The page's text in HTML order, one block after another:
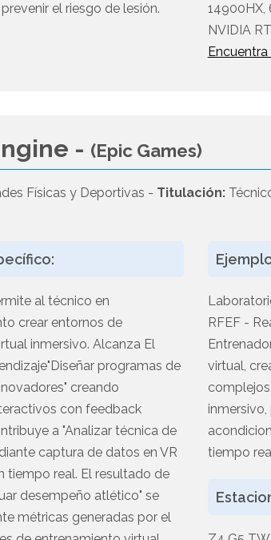
el riesgo de lesión.
14900HX,
NVIDIA
- (Epic Games)
Físicas y Deportivas - Titulación:
al técnico en
crear entornos de
inmersivo. Alcanza El
programas de
creando
con feedback
a "Analizar técnica de
captura de datos en VR
tiempo real. El resultado de
desempeño atlético" se
métricas generadas por el
RFEF -
virtual,
tiempo